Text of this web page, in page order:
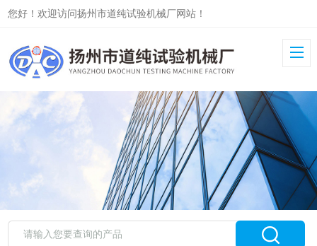
您好！欢迎访问扬州市道纯试验机械厂网站！